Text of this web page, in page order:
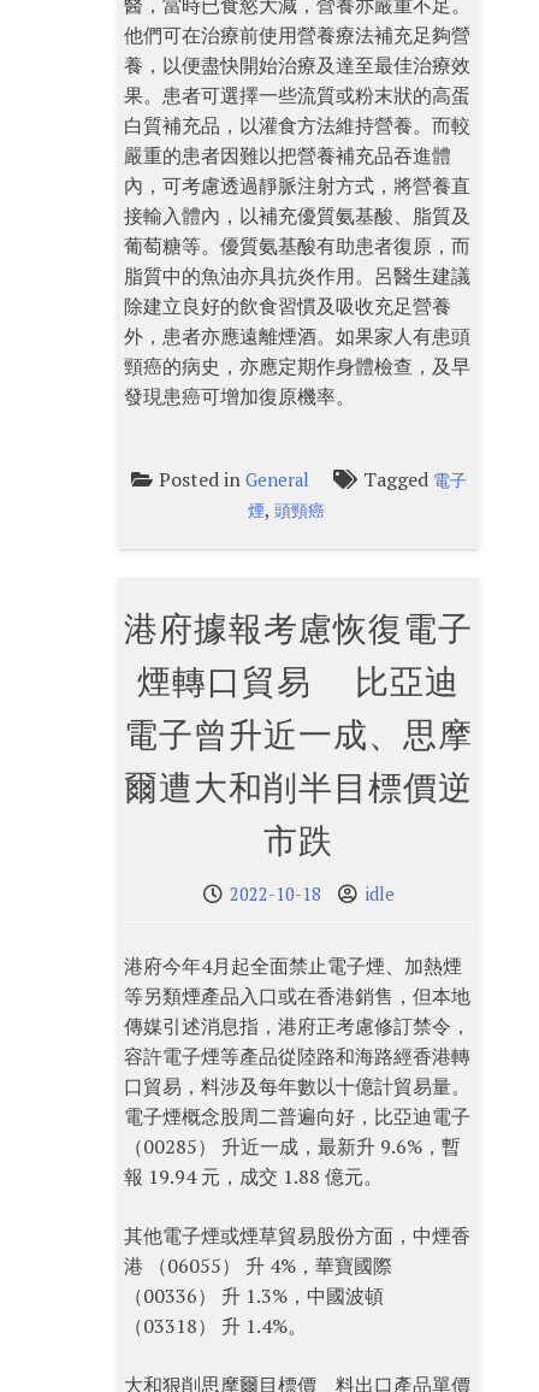
他們可在治療前使用營養療法補充足夠營
養，以便盡快開始治療及達至最佳治療效
果。患者可選擇一些流質或粉末狀的高蛋
白質補充品，以灌食方法維持營養。而較
嚴重的患者因難以把營養補充品吞進體
內，可考慮透過靜脈注射方式，將營養直
接輸入體內，以補充優質氨基酸、脂質及
葡萄糖等。優質氨基酸有助患者復原，而
脂質中的魚油亦具抗炎作用。呂醫生建議
除建立良好的飲食習慣及吸收充足營養
外，患者亦應遠離煙酒。如果家人有患頭
頸癌的病史，亦應定期作身體檢查，及早
發現患癌可增加復原機率。
Posted in General Tagged 電子
煙,頭頸癌
港府據報考慮恢復電子
煙轉口貿易 比亞迪
電子曾升近一成、思摩
爾遭大和削半目標價逆
市跌
2022-10-18 idle
港府今年4月起全面禁止電子煙、加熱煙
等另類煙產品入口或在香港銷售，但本地
傳媒引述消息指，港府正考慮修訂禁令，
容許電子煙等產品從陸路和海路經香港轉
口貿易，料涉及每年數以十億計貿易量。
電子煙概念股周二普遍向好，比亞迪電子
（00285） 升近一成，最新升 9.6%，暫
報 19.94 元，成交 1.88 億元。
其他電子煙或煙草貿易股份方面，中煙香
港 （06055） 升 4%，華寶國際
（00336） 升 1.3%，中國波頓
（03318） 升 1.4%。
大和狠削思摩爾目標價 料出口產品單價